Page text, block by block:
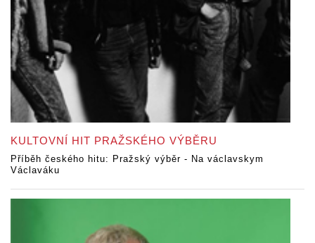
KULTOVNÍ HIT PRAŽSKÉHO VÝBĚRU
Příběh českého hitu: Pražský výběr - Na václavskym
Václaváku